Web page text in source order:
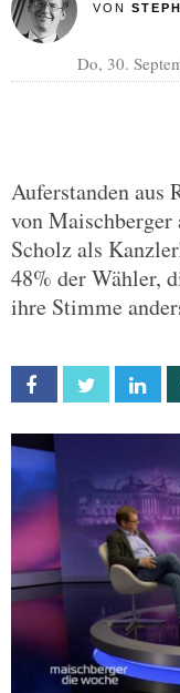
VON
Do, 30.
Auferstanden aus
von Maischberger
Scholz als
48% der Wähler,
ihre Stimme
Facebook Twitter